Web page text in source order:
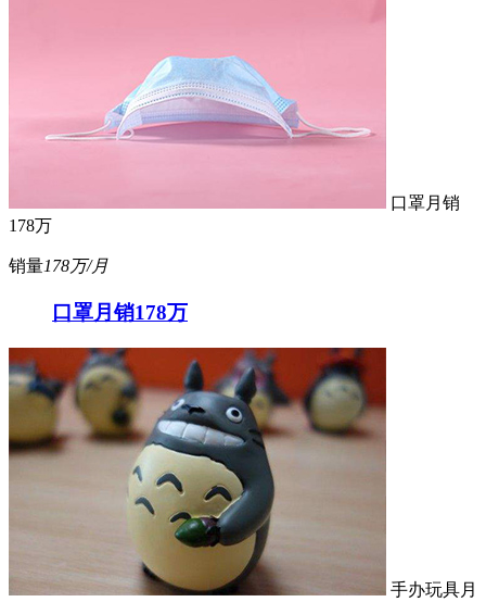
口罩月销
178万
销量178万/月
口罩月销178万
手办玩具月